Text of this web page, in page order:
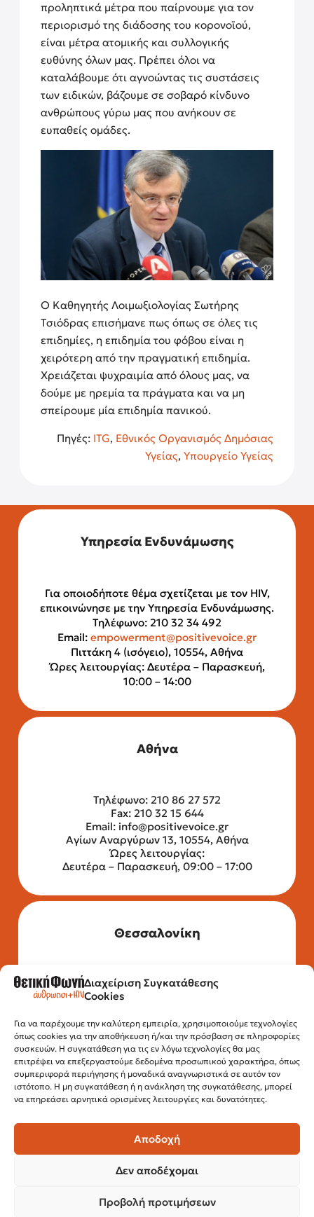
Διαχείριση Συγκατάθεσης
Cookies
Για να παρέχουμε την καλύτερη εμπειρία, χρησιμοποιούμε τεχνολογίες
όπως cookies για την αποθήκευση ή/και την πρόσβαση σε πληροφορίες
συσκευών. Η συγκατάθεση για τις εν λόγω τεχνολογίες θα μας
επιτρέψει να επεξεργαστούμε δεδομένα προσωπικού χαρακτήρα, όπως
συμπεριφορά περιήγησης ή μοναδικά αναγνωριστικά σε αυτόν τον
ιστότοπο. Η μη συγκατάθεση ή η ανάκληση της συγκατάθεσης, μπορεί
να επηρεάσει αρνητικά ορισμένες λειτουργίες και δυνατότητες.
Αποδοχή
Δεν αποδέχομαι
Προβολή προτιμήσεων
προληπτικά μέτρα που παίρνουμε για τον
περιορισμό της διάδοσης του κορονοϊού,
είναι μέτρα ατομικής και συλλογικής
ευθύνης όλων μας. Πρέπει όλοι να
καταλάβουμε ότι αγνοώντας τις συστάσεις
των ειδικών, βάζουμε σε σοβαρό κίνδυνο
ανθρώπους γύρω μας που ανήκουν σε
ευπαθείς ομάδες.
Ο Καθηγητής Λοιμωξιολογίας Σωτήρης
Τσιόδρας επισήμανε πως όπως σε όλες τις
επιδημίες, η επιδημία του φόβου είναι η
χειρότερη από την πραγματική επιδημία.
Χρειάζεται ψυχραιμία από όλους μας, να
δούμε με ηρεμία τα πράγματα και να μη
σπείρουμε μία επιδημία πανικού.
Πηγές: ITG, Εθνικός Οργανισμός Δημόσιας
Υγείας, Υπουργείο Υγείας
Υπηρεσία Ενδυνάμωσης
Για οποιοδήποτε θέμα σχετίζεται με τον HIV,
επικοινώνησε με την Υπηρεσία Ενδυνάμωσης.
Τηλέφωνο: 210 32 34 492
Email: empowerment@positivevoice.gr
Πιττάκη 4 (ισόγειο), 10554, Αθήνα
Ώρες λειτουργίας: Δευτέρα – Παρασκευή,
10:00 – 14:00
Αθήνα
Τηλέφωνο: 210 86 27 572
Fax: 210 32 15 644
Email: info@positivevoice.gr
Αγίων Αναργύρων 13, 10554, Αθήνα
Ώρες λειτουργίας:
Δευτέρα – Παρασκευή, 09:00 – 17:00
Θεσσαλονίκη
Τηλέφωνο: 2315 525 020
Fax: 210 32 15 644
Εγνατίας 112, 3ος όροφος, 54622,
Θεσσαλονίκη
Ώρες λειτουργίας:
Δευτέρα – Παρασκευή, 10:00 –14:00